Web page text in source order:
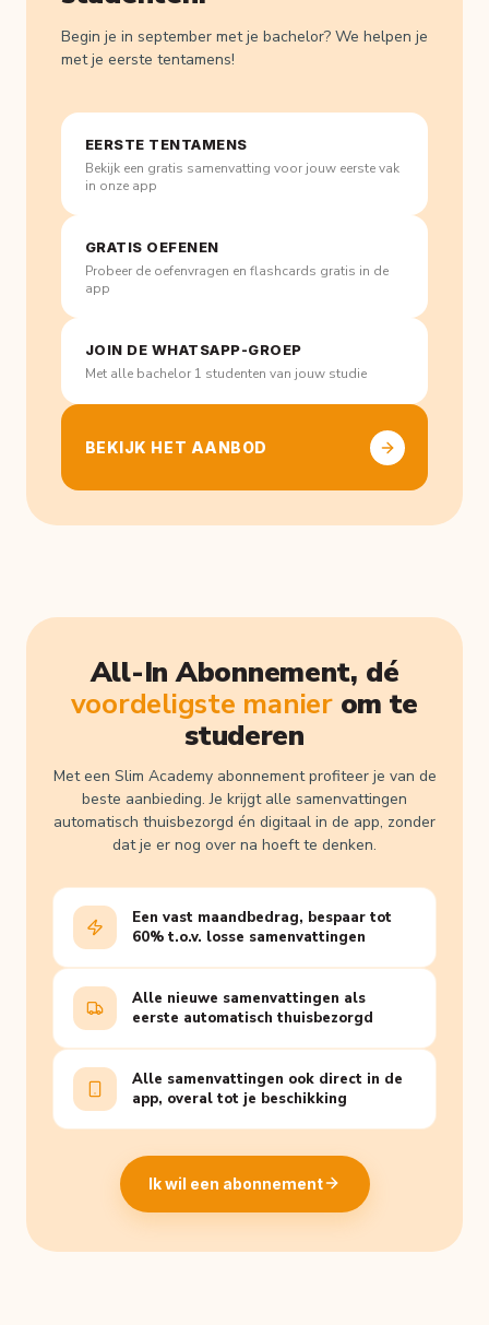
Begin je in september met je bachelor? We helpen je
met je eerste tentamens!
EERSTE TENTAMENS
Bekijk een gratis samenvatting voor jouw eerste vak
in onze app
GRATIS OEFENEN
Probeer de oefenvragen en flashcards gratis in de
app
JOIN DE WHATSAPP-GROEP
Met alle bachelor 1 studenten van jouw studie
BEKIJK HET AANBOD
All-In Abonnement, dé
voordeligste manierom te
studeren
Met een Slim Academy abonnement profiteer je van de
beste aanbieding. Je krijgt alle samenvattingen
automatisch thuisbezorgd én digitaal in de app, zonder
dat je er nog over na hoeft te denken.
Een vast maandbedrag, bespaar tot
60% t.o.v. losse samenvattingen
Alle nieuwe samenvattingen als
eerste automatisch thuisbezorgd
Alle samenvattingen ook direct in de
app, overal tot je beschikking
Ik wil een abonnement